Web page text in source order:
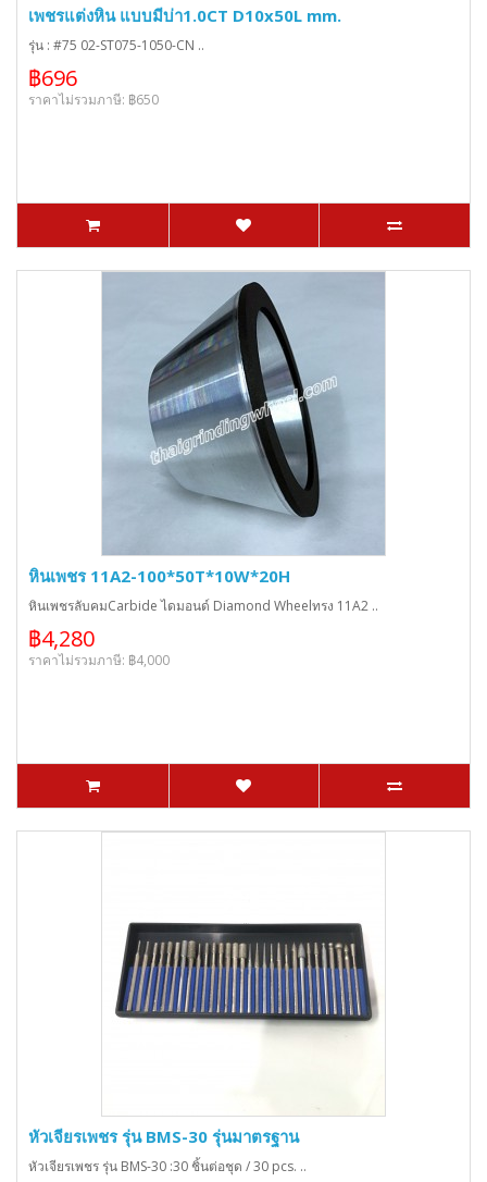
เพชรแต่งหิน แบบมีบ่า1.0CT D10x50L mm.
รุ่น : #75 02-ST075-1050-CN ..
฿696
ราคาไม่รวมภาษี: ฿650
หินเพชร 11A2-100*50T*10W*20H
หินเพชรลับคมCarbide ไดมอนด์ Diamond Wheelทรง 11A2 ..
฿4,280
ราคาไม่รวมภาษี: ฿4,000
หัวเจียรเพชร รุ่น BMS-30 รุ่นมาตรฐาน
หัวเจียรเพชร รุ่น BMS-30 :30 ชิ้นต่อชุด / 30 pcs. ..